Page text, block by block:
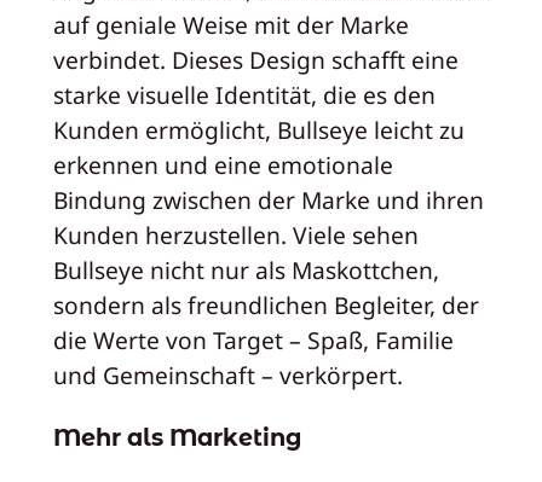
auf geniale Weise mit der Marke
verbindet. Dieses Design schafft eine
starke visuelle Identität, die es den
Kunden ermöglicht, Bullseye leicht zu
erkennen und eine emotionale
Bindung zwischen der Marke und ihren
Kunden herzustellen. Viele sehen
Bullseye nicht nur als Maskottchen,
sondern als freundlichen Begleiter, der
die Werte von Target – Spaß, Familie
und Gemeinschaft – verkörpert.
Mehr als Marketing